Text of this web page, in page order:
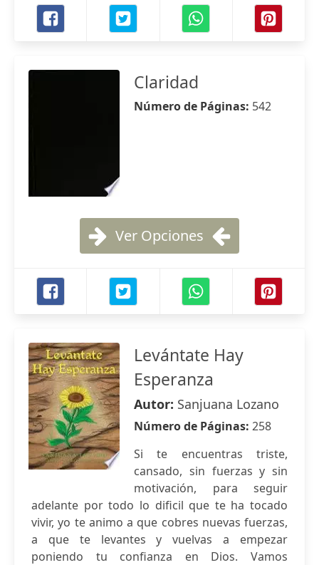
Claridad
Número de Páginas: 542
Ver Opciones
Levántate Hay
Esperanza
Autor: Sanjuana Lozano
Número de Páginas: 258
Si te encuentras triste,
cansado, sin fuerzas y sin
motivación, para seguir
adelante por todo lo dificil que te ha tocado
vivir, yo te animo a que cobres nuevas fuerzas,
a que te levantes y vuelvas a empezar
poniendo tu confianza en Dios. Vamos